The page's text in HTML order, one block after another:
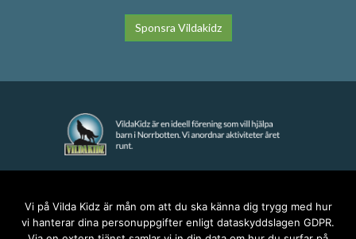
Sponsra Vildakidz
anna@vildakidz.se
Vi på Vilda Kidz är mån om att du ska känna dig trygg med hur
vi hanterar dina personuppgifter enligt dataskyddslagen GDPR.